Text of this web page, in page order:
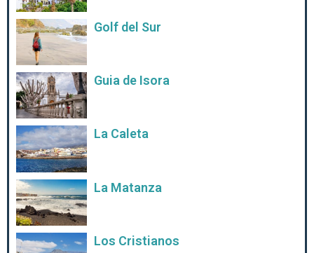
Golf del Sur
Guia de Isora
La Caleta
La Matanza
Los Cristianos